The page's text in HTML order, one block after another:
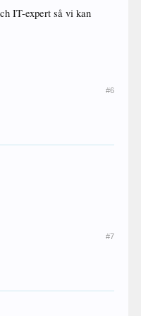
IT-expert så vi kan
#6
#7